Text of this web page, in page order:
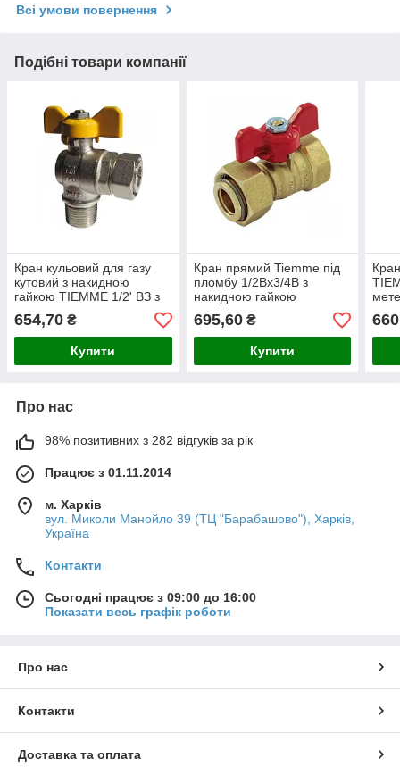
Всі умови повернення
Подібні товари компанії
Кран кульовий для газу
кутовий з накидною
гайкою TIEMME 1/2' ВЗ з
метеликом
654,70 ₴
Купити
Кран прямий Tiemme під
пломбу 1/2Вх3/4В з
накидною гайкою
695,60₴
Купити
Про нас
98% позитивних з 282 відгуків за рік
Працює з 01.11.2014
м. Харків
вул. Миколи Манойло 39 (ТЦ "Барабашово"), Харків,
Україна
Контакти
Сьогодні працює з 09:00 до 16:00
Показати весь графік роботи
Про нас
Контакти
Доставка та оплата